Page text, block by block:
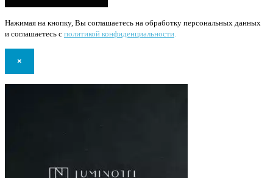
Нажимая на кнопку, Вы соглашаетесь на обработку персональных данных
и соглашаетесь с политикой конфиденциальности.
×